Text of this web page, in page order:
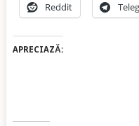
Reddit
APRECIAZĂ: